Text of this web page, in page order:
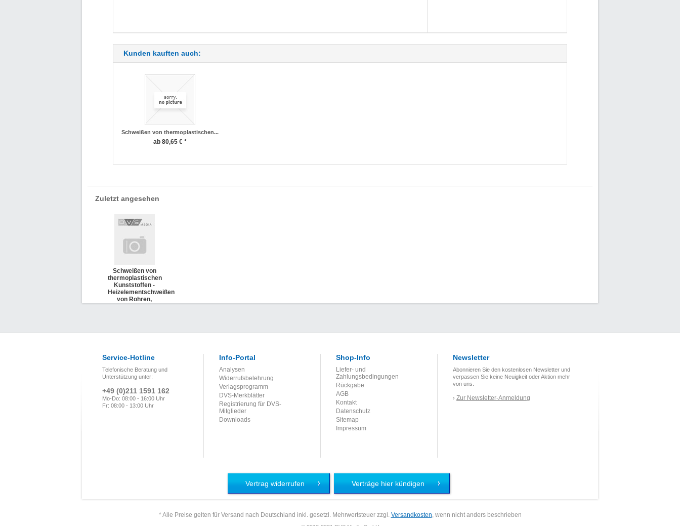
Kunden kauften auch:
Schweißen von thermoplastischen...
ab 80,65 € *
Zuletzt angesehen
Schweißen von
thermoplastischen
Kunststoffen -
Heizelementschweißen
von Rohren,
Service-Hotline
Telefonische Beratung und
Unterstützung unter:
+49 (0)211 1591 162
Mo-Do: 08:00 - 16:00 Uhr
Fr: 08:00 - 13:00 Uhr
Info-Portal
Analysen
Widerrufsbelehrung
Verlagsprogramm
DVS-Merkblätter
Registrierung für DVS-
Mitglieder
Downloads
Shop-Info
Liefer- und
Zahlungsbedingungen
Rückgabe
AGB
Kontakt
Datenschutz
Sitemap
Impressum
Newsletter
Abonnieren Sie den kostenlosen Newsletter und
verpassen Sie keine Neuigkeit oder Aktion mehr
von uns.
› Zur Newsletter-Anmeldung
Vertrag widerrufen Verträge hier kündigen
* Alle Preise gelten für Versand nach Deutschland inkl. gesetzl. Mehrwertsteuer zzgl. Versandkosten, wenn nicht anders beschrieben